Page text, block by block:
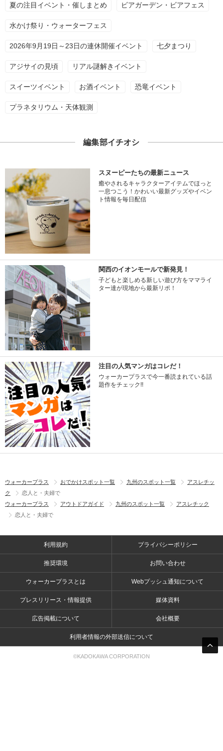
夏の注目イベント・催しまとめ ビアガーデン・ビアフェス
水かけ祭り・ウォーターフェス
2026年9月19日～23日の連休開催イベント 七夕まつり
アジサイの見頃 リアル謎解きイベント
スイーツイベント お酒イベント 恐竜イベント
プラネタリウム・天体観測
編集部イチオシ
スヌーピーたちの最新ニュース
癒やされるキャラクターアイテムでほっと
一息つこう！かわいい最新グッズやイベン
ト情報を毎日配信
関西のイオンモールで新発見！
子どもと楽しめる新しい遊び方をママライ
ター達が現地から最新リポ！
注目の人気マンガはコレだ！
ウォーカープラスで今一番読まれている話
題作をチェック!!
ウォーカープラス おでかけスポット一覧 九州のスポット一覧
アスレチッ
ク
恋人と・夫婦で
ウォーカープラス
アウトドアガイド 九州のスポット一覧
アスレチック
恋人と・夫婦で
利用規約 プライバシーポリシー
推奨環境 お問い合わせ
ウォーカープラスとは Webプッシュ通知について
プレスリリース・情報提供 媒体資料
広告掲載について 会社概要
利用者情報の外部送信について
©KADOKAWA CORPORATION